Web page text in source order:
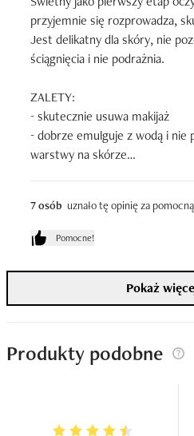
przyjemnie się rozprowadza,
Jest delikatny dla skóry, nie
ściągnięcia i nie podrażnia.
ZALETY:
- skutecznie usuwa makijaż
- dobrze emulguje z wodą i nie
warstwy na skórze
- solidne, piękne opakowanie
- dobrze się rozprowadza
- przyjemnie pachnie
- cena w stosunku do
niższych cenach i tylko z tego
czy sięgnęłabym po ten produkt
7 osób uznało tę opinię za pomocną
Pomocne!
Pokaż
Produkty podobne